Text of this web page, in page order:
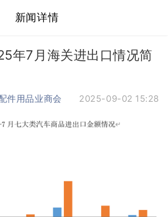
新闻详情
年7月海关进出口情况简
件用品业商会 2025-09-02 15:28